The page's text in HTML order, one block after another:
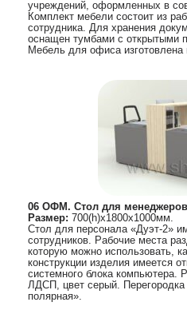
учреждений, оформленных в
Комплект мебели состоит из
сотрудника. Для хранения
оснащен тумбами с открытыми
Мебель для офиса
06 ОФМ. Стол для менеджеров
Размер: 700(h)х1800х1000мм.
Стол для персонала «Дуэт-2»
сотрудников. Рабочие места
которую можно использовать,
конструкции изделия имеется
системного блока компьютера.
ЛДСП, цвет серый.
полярная».